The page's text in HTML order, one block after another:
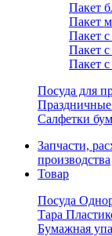
Пакет
Пакет
Пакет
Пакет
Пакет
Посуда для
Праздничные
Салфетки
Запчасти,
производства
Товар
Посуда
Тара
Бумажная